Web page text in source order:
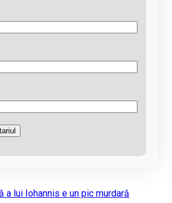
a lui Iohannis e un pic murdară